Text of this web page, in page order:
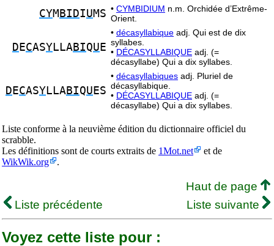
CYM BIDIUMS • CYMBIDIUM n.m. Orchidée d’Extrême-
Orient.
D ECASYLLABIQU E
• décasyllabique adj. Qui est de dix
syllabes.
• DÉCASYLLABIQUE adj. (=
décasyllabe) Qui a dix syllabes.
D ECASYLLABIQU ES
• décasyllabiques adj. Pluriel de
décasyllabique.
• DÉCASYLLABIQUE adj. (=
décasyllabe) Qui a dix syllabes.
Liste conforme à la neuvième édition du dictionnaire officiel du
scrabble.
Les définitions sont de courts extraits de 1Mot.net
et de
WikWik.org
.
Haut de page
Liste précédente
Liste suivante
Voyez cette liste pour :